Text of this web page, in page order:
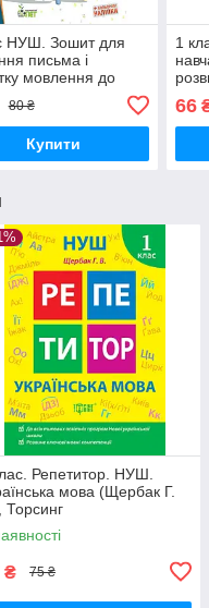
НУШ. Зошит для
письма і
мовлення до
Большакова із
частина 1 (
Т.М), ПЕТ
80 ₴
Купити
1
66
Репетитор. НУШ.
мова (Щербак Г.
Торсинг
₴ 75 ₴